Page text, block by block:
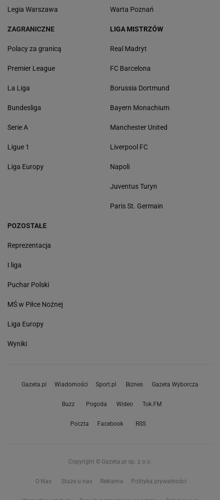
Legia Warszawa Warta Poznań
ZAGRANICZNE
Polacy za granicą
Premier League
La Liga
Bundesliga
Serie A
Ligue 1
Liga Europy
LIGA MISTRZÓW
Real Madryt
FC Barcelona
Borussia Dortmund
Bayern Monachium
Manchester United
Liverpool FC
Napoli
Juventus Turyn
Paris St. Germain
POZOSTAŁE
Reprezentacja
I liga
Puchar Polski
MŚ w Piłce Nożnej
Liga Europy
Wyniki
Gazeta.pl Wiadomości Sport.pl Biznes Gazeta Wyborcza
Buzz Pogoda Wideo Tok.FM
Poczta Facebook RSS
Copyright © Gazeta.pl sp. z o.o.
O Nas Staże u nas Reklama Polityka prywatności